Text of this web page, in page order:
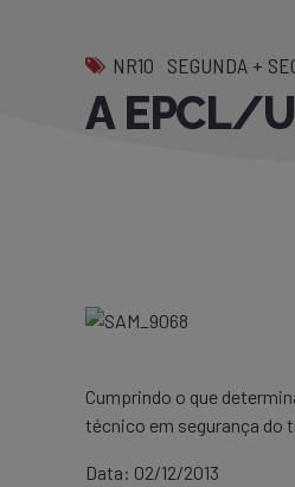
NR10 SEGUNDA +
A EPCL/
Cumprindo o que
técnico em segurança do
Data: 02/12/2013